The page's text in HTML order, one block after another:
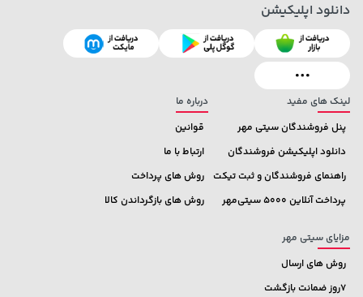
لینک های مفید
پنل فروشندگان سیتی مهر
دانلود اپلیکیشن فروشندگان
راهنمای فروشندگان و ثبت تیکت
پرداخت آنلاین 5000 سیتی‌مهر
درباره ما
قوانین
ارتباط با ما
روش های پرداخت
روش های بازگرداندن کالا
مزایای سیتی مهر
روش های ارسال
7روز ضمانت بازگشت
دانلود اپلیکیشن